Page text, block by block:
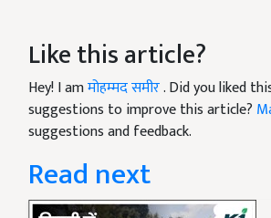
Like this article?
Hey! I amमोहम्मद समीर. Did you liked
suggestions to improve this article?
suggestions and feedback.
Read next